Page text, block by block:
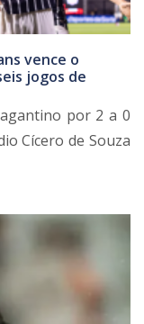
vence o
jogos de
por 2 a 0
Cícero de Souza